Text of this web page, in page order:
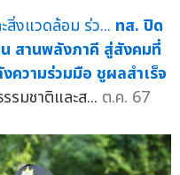
ทส. ปิด
น สานพลังภาคี สู่สังคมที่
วามร่วมมือ ชูผลสำเร็จ
รมชาติและส... ต.ค. 67